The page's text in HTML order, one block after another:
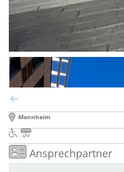
Mannheim
Ansprechpartner